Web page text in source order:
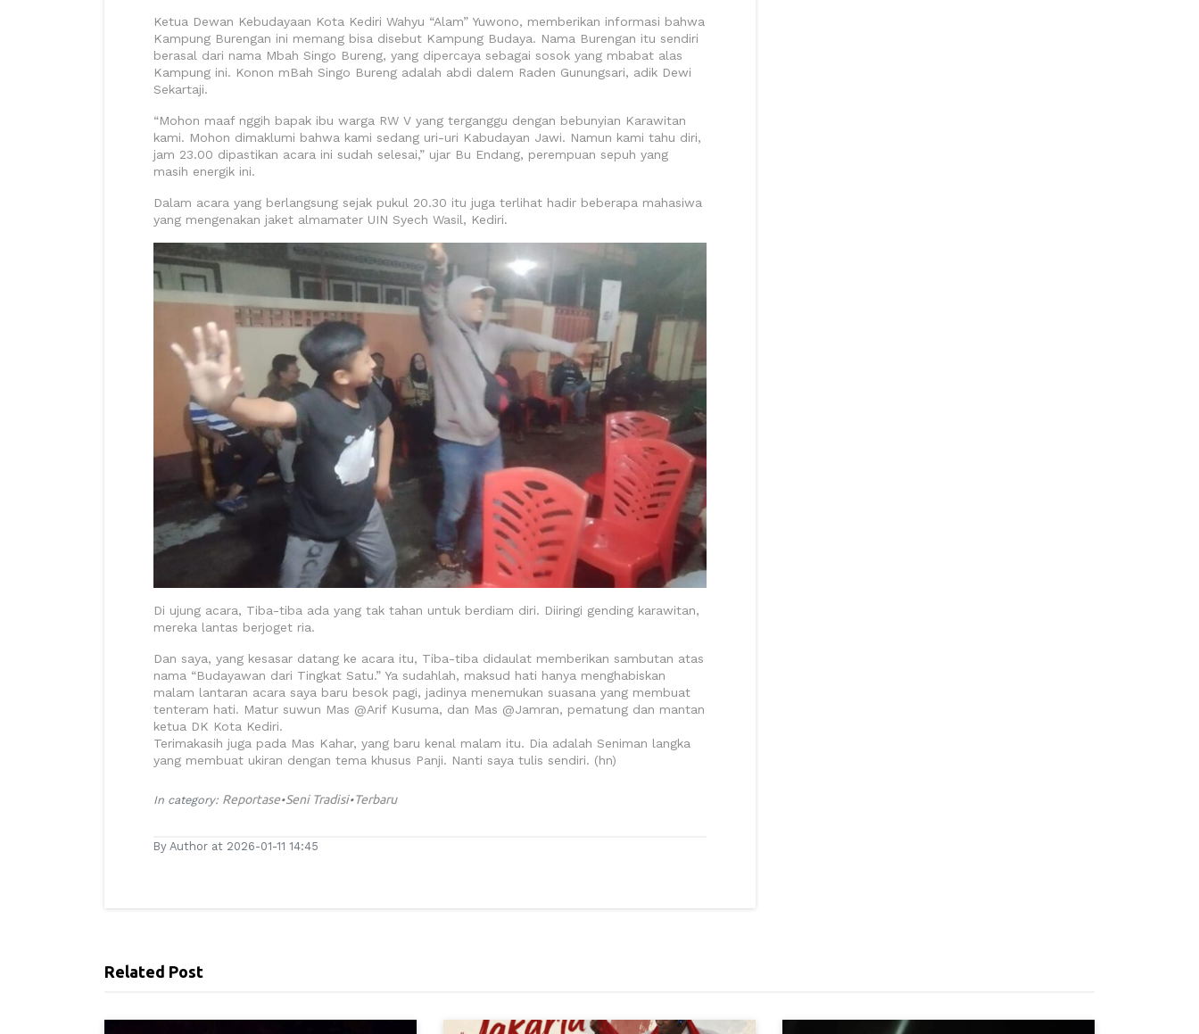
Ketua Dewan Kebudayaan Kota Kediri Wahyu “Alam” Yuwono, memberikan informasi bahwa
Kampung Burengan ini memang bisa disebut Kampung Budaya. Nama Burengan itu sendiri
berasal dari nama Mbah Singo Bureng, yang dipercaya sebagai sosok yang mbabat alas
Kampung ini. Konon mBah Singo Bureng adalah abdi dalem Raden Gunungsari, adik Dewi
Sekartaji.
“Mohon maaf nggih bapak ibu warga RW V yang terganggu dengan bebunyian Karawitan
kami. Mohon dimaklumi bahwa kami sedang uri-uri Kabudayan Jawi. Namun kami tahu diri,
jam 23.00 dipastikan acara ini sudah selesai,” ujar Bu Endang, perempuan sepuh yang
masih energik ini.
Dalam acara yang berlangsung sejak pukul 20.30 itu juga terlihat hadir beberapa mahasiwa
yang mengenakan jaket almamater UIN Syech Wasil, Kediri.
Di ujung acara, Tiba-tiba ada yang tak tahan untuk berdiam diri. Diiringi gending karawitan,
mereka lantas berjoget ria.
Dan saya, yang kesasar datang ke acara itu, Tiba-tiba didaulat memberikan sambutan atas
nama “Budayawan dari Tingkat Satu.” Ya sudahlah, maksud hati hanya menghabiskan
malam lantaran acara saya baru besok pagi, jadinya menemukan suasana yang membuat
tenteram hati. Matur suwun Mas @Arif Kusuma, dan Mas @Jamran, pematung dan mantan
ketua DK Kota Kediri.
Terimakasih juga pada Mas Kahar, yang baru kenal malam itu. Dia adalah Seniman langka
yang membuat ukiran dengan tema khusus Panji. Nanti saya tulis sendiri. (hn)
In category: Reportase•Seni Tradisi•Terbaru
By Author at 2026-01-11 14:45
Related Post